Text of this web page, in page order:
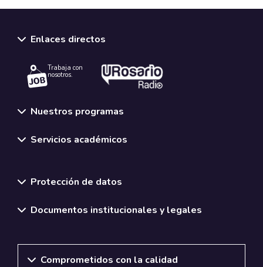
Enlaces directos
Trabaja con
nosotros.
Nuestros programas
Servicios académicos
Protección de datos
Documentos institucionales y legales
Comprometidos con la calidad